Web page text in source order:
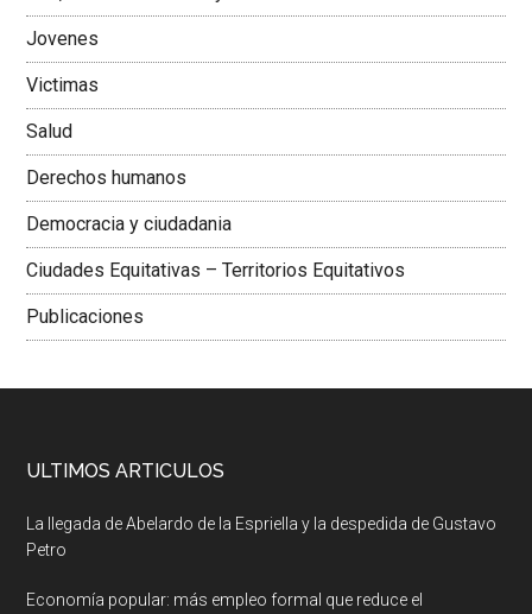
Jovenes
Victimas
Salud
Derechos humanos
Democracia y ciudadania
Ciudades Equitativas – Territorios Equitativos
Publicaciones
ULTIMOS ARTICULOS
La llegada de Abelardo de la Espriella y la despedida de Gustavo
Petro
Economía popular: más empleo formal que reduce el